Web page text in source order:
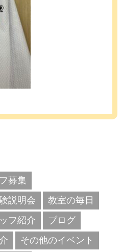
募集
説明会
教室の毎日
フ紹介
ブログ
その他のイベント